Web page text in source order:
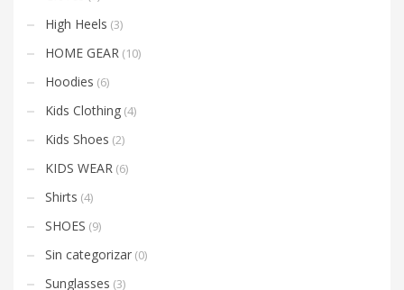
High Heels (3)
HOME GEAR (10)
Hoodies (6)
Kids Clothing (4)
Kids Shoes (2)
KIDS WEAR (6)
Shirts (4)
SHOES (9)
Sin categorizar (0)
Sunglasses (3)